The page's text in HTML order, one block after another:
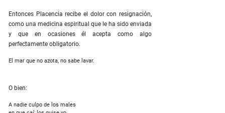
Entonces Placencia recibe el dolor con resignación,
como una medicina espiritual que le ha sido enviada
y que en ocasiones él acepta como algo
perfectamente obligatorio.
El mar que no azota, no sabe lavar.
O bien:
A nadie culpo de los males